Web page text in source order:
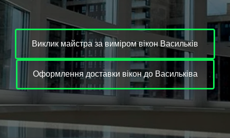
Виклик майстра за виміром вікон Васильків
Оформлення доставки вікон до Васильківа